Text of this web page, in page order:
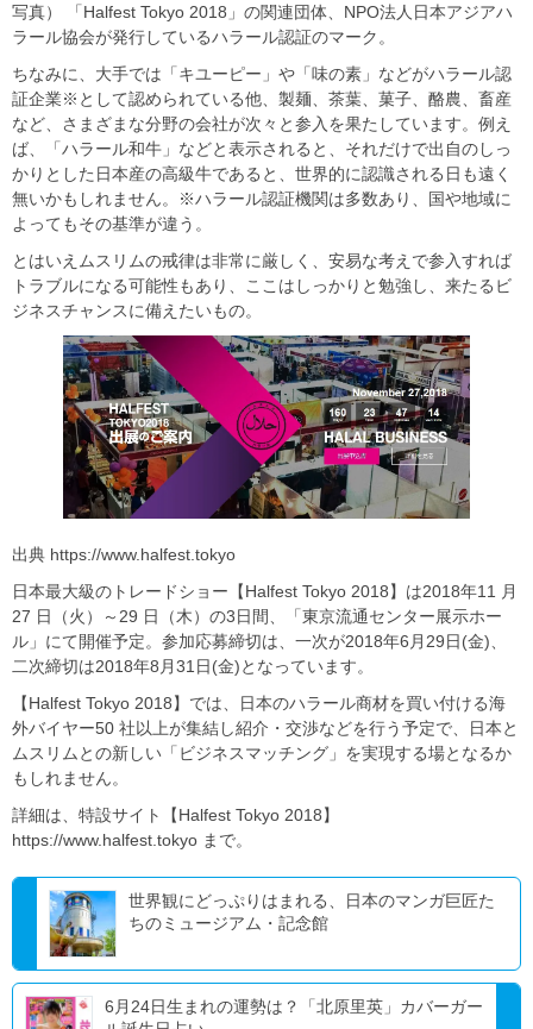
写真） 「Halfest Tokyo 2018」の関連団体、NPO法人日本アジアハ
ラール協会が発行しているハラール認証のマーク。
ちなみに、大手では「キユーピー」や「味の素」などがハラール認
証企業※として認められている他、製麺、茶葉、菓子、酪農、畜産
など、さまざまな分野の会社が次々と参入を果たしています。例え
ば、「ハラール和牛」などと表示されると、それだけで出自のしっ
かりとした日本産の高級牛であると、世界的に認識される日も遠く
無いかもしれません。※ハラール認証機関は多数あり、国や地域に
よってもその基準が違う。
とはいえムスリムの戒律は非常に厳しく、安易な考えで参入すれば
トラブルになる可能性もあり、ここはしっかりと勉強し、来たるビ
ジネスチャンスに備えたいもの。
出典 https://www.halfest.tokyo
日本最大級のトレードショー【Halfest Tokyo 2018】は2018年11 月
27 日（火）～29 日（木）の3日間、「東京流通センター展示ホー
ル」にて開催予定。参加応募締切は、一次が2018年6月29日(金)、
二次締切は2018年8月31日(金)となっています。
【Halfest Tokyo 2018】では、日本のハラール商材を買い付ける海
外バイヤー50 社以上が集結し紹介・交渉などを行う予定で、日本と
ムスリムとの新しい「ビジネスマッチング」を実現する場となるか
もしれません。
詳細は、特設サイト【Halfest Tokyo 2018】
https://www.halfest.tokyo まで。
世界観にどっぷりはまれる、日本のマンガ巨匠た
ちのミュージアム・記念館
6月24日生まれの運勢は？「北原里英」カバーガー